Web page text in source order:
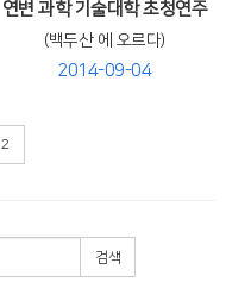
연변 과학 기술대학 초청연주
(백두산 에 오르다)
2014-09-04
2
검색